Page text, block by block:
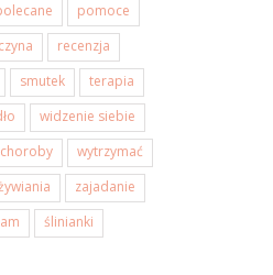
pomoce
recenzja
smutek
terapia
widzenie siebie
wytrzymać
zajadanie
ślinianki